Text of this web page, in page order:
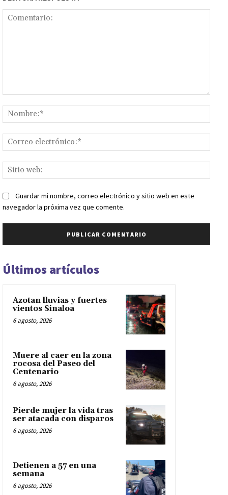
web:
Guardar mi nombre, correo electrónico y sitio web en este
navegador la próxima vez que comente.
Últimos artículos
Azotan lluvias y fuertes
vientos Sinaloa
6 agosto, 2026
Muere al caer en la zona
rocosa del Paseo del
Centenario
6 agosto, 2026
Pierde mujer la vida tras
ser atacada con disparos
6 agosto, 2026
Detienen a 57 en una
semana
6 agosto, 2026